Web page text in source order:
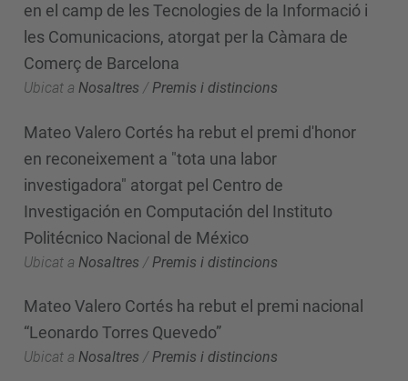
en el camp de les Tecnologies de la Informació i
les Comunicacions, atorgat per la Càmara de
Comerç de Barcelona
Ubicat a Nosaltres /Premis i distincions
Mateo Valero Cortés ha rebut el premi d'honor
en reconeixement a "tota una labor
investigadora" atorgat pel Centro de
Investigación en Computación del Instituto
Politécnico Nacional de México
Ubicat a Nosaltres / Premis i distincions
Mateo Valero Cortés ha rebut el premi nacional
“Leonardo Torres Quevedo”
Ubicat a Nosaltres /Premis i distincions